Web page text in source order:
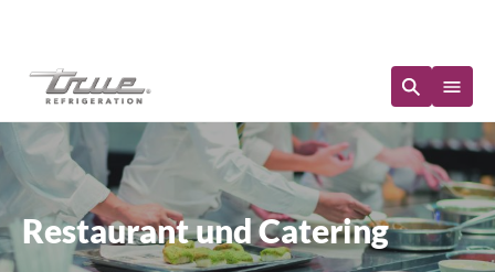
Restaurant und Catering